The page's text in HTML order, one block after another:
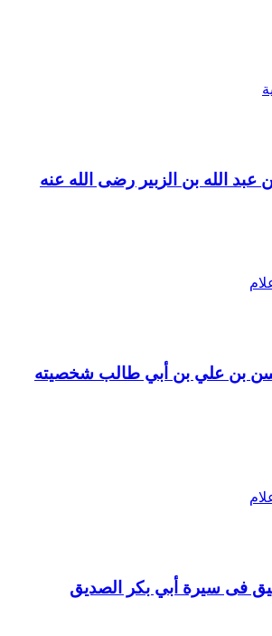
عبد الله بن الزبير رضى الله عنه
بن علي بن أبي طالب شخصيته
فى سيرة أبي بكر الصديق